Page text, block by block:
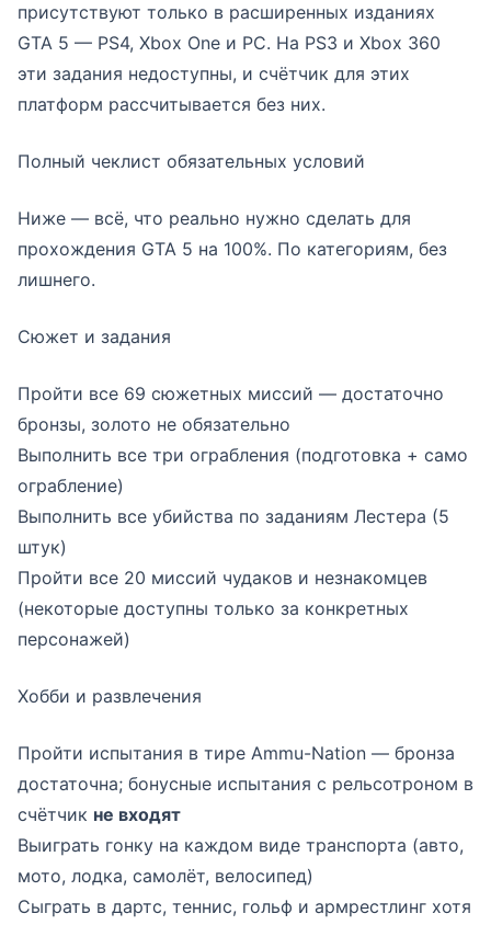
присутствуют только в расширенных изданиях
GTA 5 — PS4, Xbox One и PC. На PS3 и Xbox 360
эти задания недоступны, и счётчик для этих
платформ рассчитывается без них.
Полный чеклист обязательных условий
Ниже — всё, что реально нужно сделать для
прохождения GTA 5 на 100%. По категориям, без
лишнего.
Сюжет и задания
Пройти все 69 сюжетных миссий — достаточно
бронзы, золото не обязательно
Выполнить все три ограбления (подготовка + само
ограбление)
Выполнить все убийства по заданиям Лестера (5
штук)
Пройти все 20 миссий чудаков и незнакомцев
(некоторые доступны только за конкретных
персонажей)
Хобби и развлечения
Пройти испытания в тире Ammu-Nation — бронза
достаточна; бонусные испытания с рельсотроном в
счётчик не входят
Выиграть гонку на каждом виде транспорта (авто,
мото, лодка, самолёт, велосипед)
Сыграть в дартс, теннис, гольф и армрестлинг хотя